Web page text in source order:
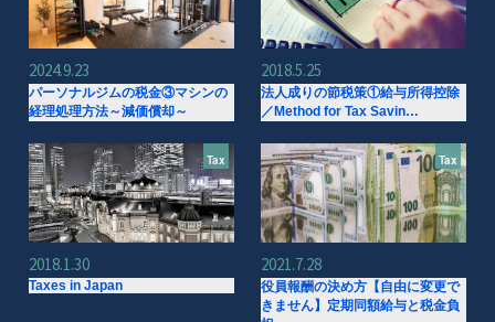
2024.9.23
パーソナルジムの税金③マシンの
経理処理方法～減価償却～
2018.5.25
法人成りの節税策①給与所得控除
／Method for Tax Savin…
Tax
2018.1.30
Taxes in Japan
Tax
2021.7.28
役員報酬の決め方【自由に変更で
きません】定期同額給与と税金負